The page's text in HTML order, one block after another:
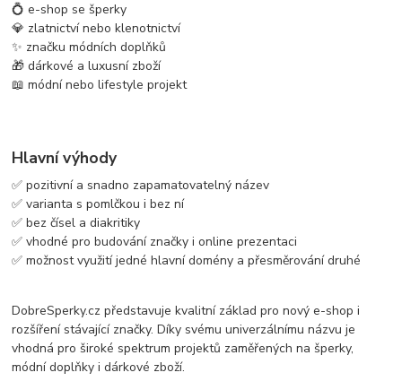
💍 e-shop se šperky
💎 zlatnictví nebo klenotnictví
✨ značku módních doplňků
🎁 dárkové a luxusní zboží
📖 módní nebo lifestyle projekt
Hlavní výhody
✅ pozitivní a snadno zapamatovatelný název
✅ varianta s pomlčkou i bez ní
✅ bez čísel a diakritiky
✅ vhodné pro budování značky i online prezentaci
✅ možnost využití jedné hlavní domény a přesměrování druhé
DobreSperky.cz představuje kvalitní základ pro nový e-shop i
rozšíření stávající značky. Díky svému univerzálnímu názvu je
vhodná pro široké spektrum projektů zaměřených na šperky,
módní doplňky i dárkové zboží.